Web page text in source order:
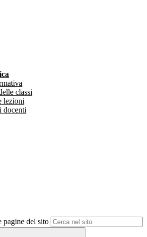
classi
lezioni
docenti
pagine del sito